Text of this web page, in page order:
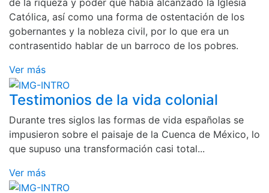
de la riqueza y poder que había alcanzado la Iglesia
Católica, así como una forma de ostentación de los
gobernantes y la nobleza civil, por lo que era un
contrasentido hablar de un barroco de los pobres.
Ver más
Testimonios de la vida colonial
Durante tres siglos las formas de vida españolas se
impusieron sobre el paisaje de la Cuenca de México, lo
que supuso una transformación casi total...
Ver más